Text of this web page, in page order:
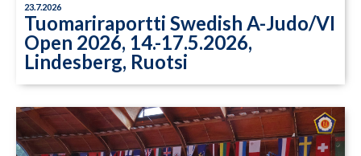
23.7.2026
Tuomariraportti Swedish A-Judo/VI
Open 2026, 14.-17.5.2026,
Lindesberg, Ruotsi